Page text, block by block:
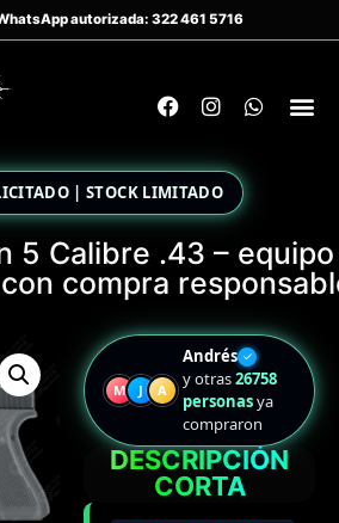
| STOCK LIMITADO
5 Calibre .43 –
compra
M J A
Andrés ✓
y otras26758
personasya
compraron
DESCRIPCIÓN
CORTA